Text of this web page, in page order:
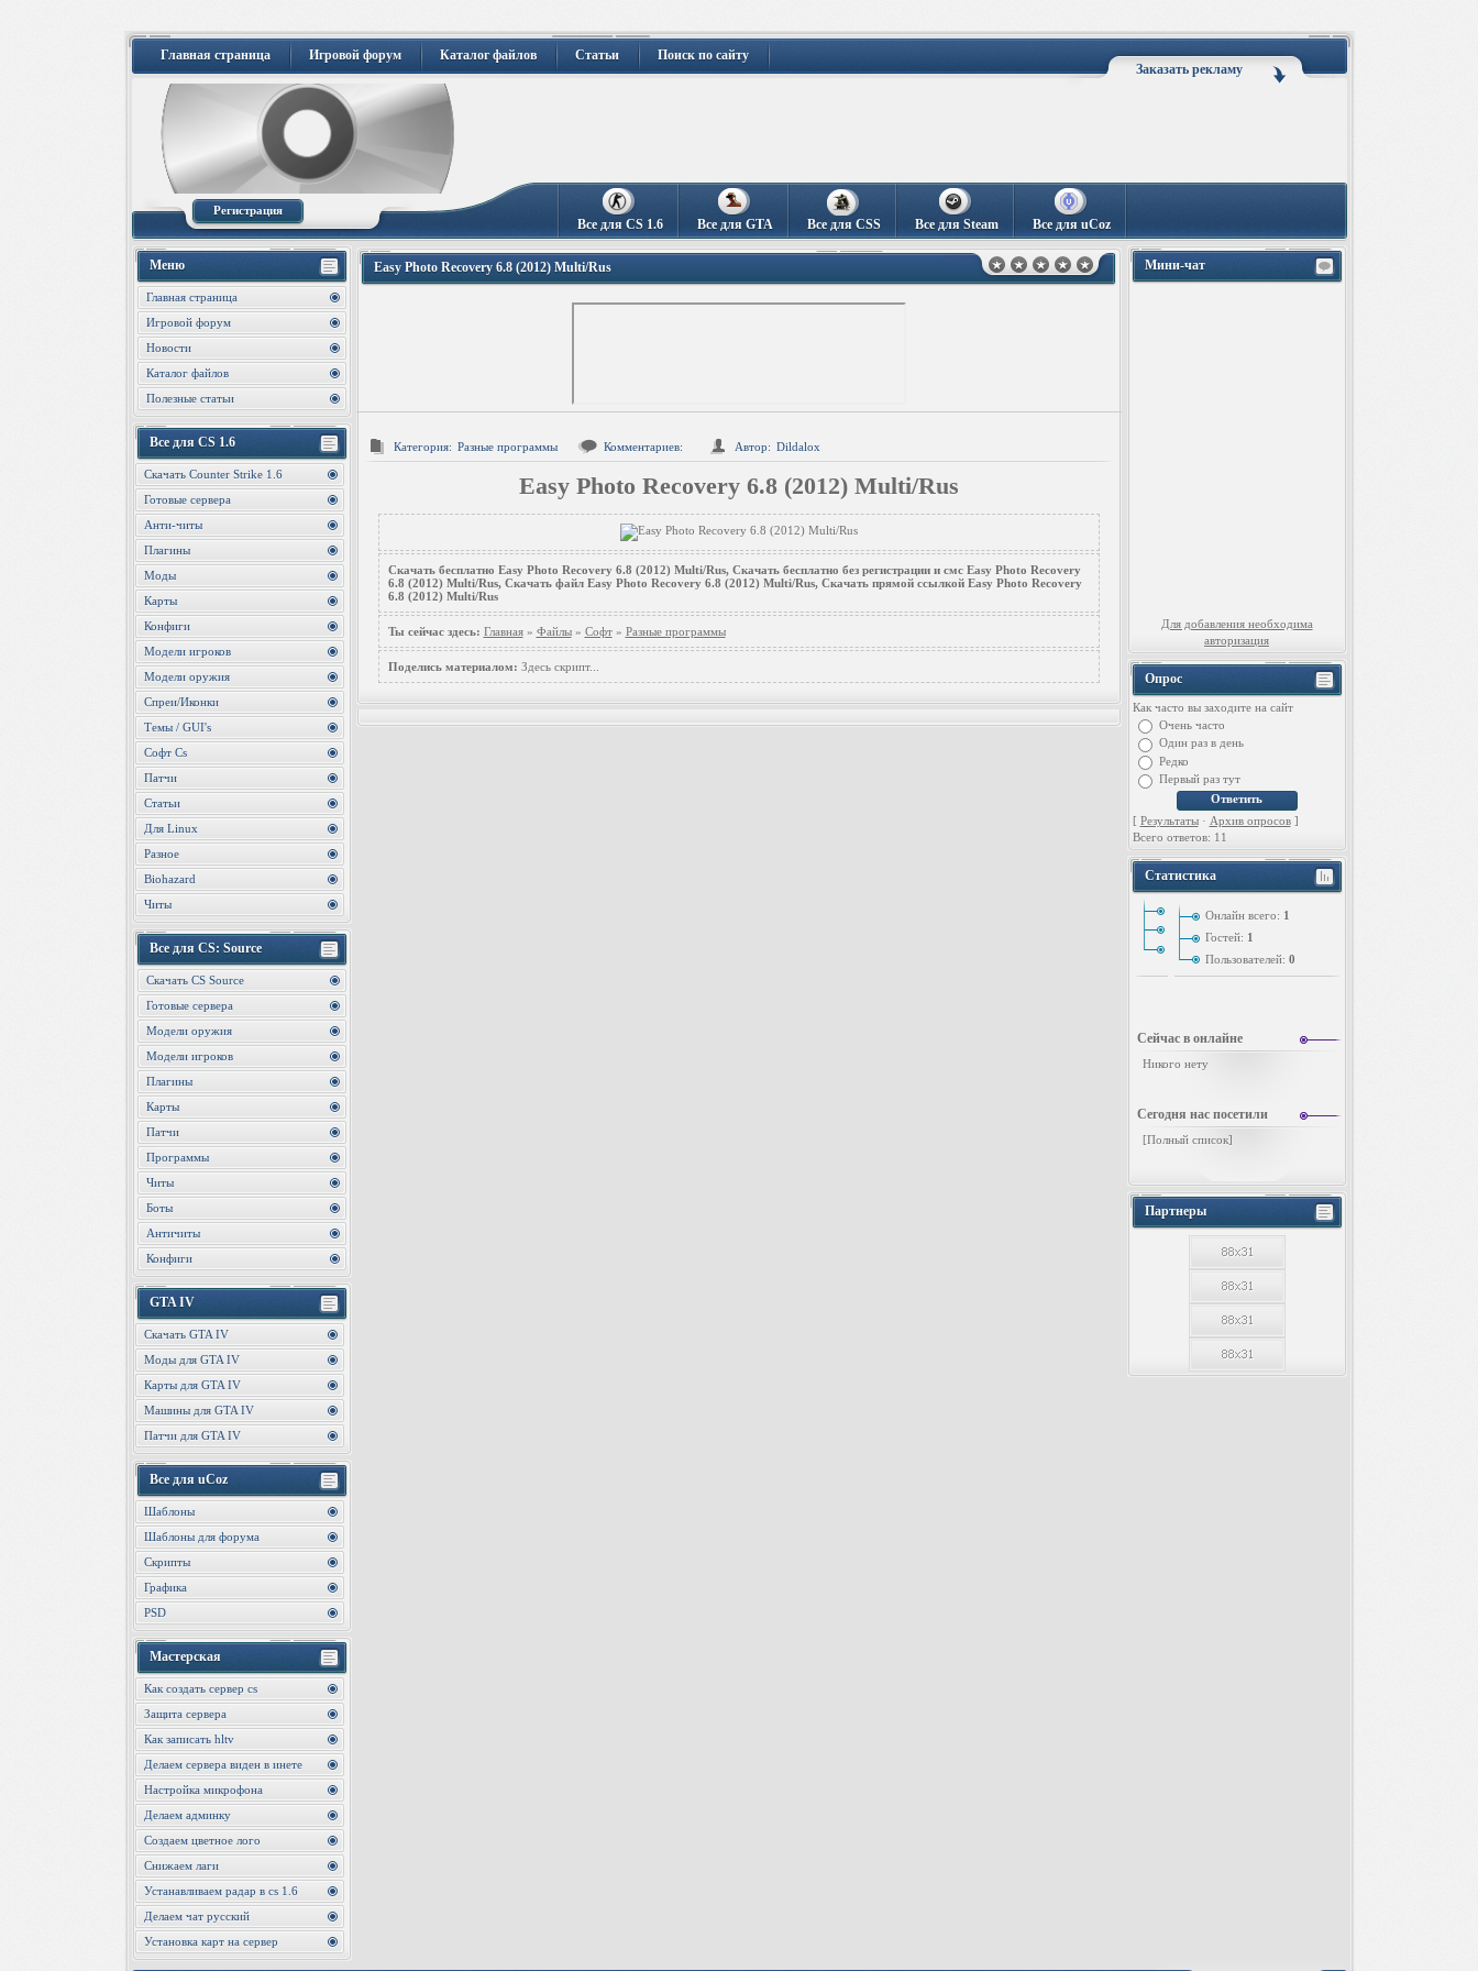
Главная страница Игровой форум Каталог файлов Статьи
Поиск по сайту
Заказать рекламу
Регистрация
Все для CS 1.6 Все для GTA Все для CSS Все для Steam Все для uCoz
Easy Photo Recovery 6.8 (2012) Multi/Rus
Категория: Разные программы Комментариев: Автор: Dildalox
Easy Photo Recovery 6.8 (2012) Multi/Rus
Скачать бесплатно Easy Photo Recovery 6.8 (2012) Multi/Rus, Скачать бесплатно без регистрации и смс Easy Photo Recovery
6.8 (2012) Multi/Rus, Скачать файл Easy Photo Recovery 6.8 (2012) Multi/Rus, Скачать прямой ссылкой Easy Photo Recovery
6.8 (2012) Multi/Rus
Ты сейчас здесь: Главная» Файлы» Софт» Разные программы
Поделись материалом: Здесь скрипт...
Мини-чат
Для добавления необходима
авторизация
Опрос
Как часто вы заходите на сайт
Очень часто
Один раз в день
Редко
Первый раз тут
[ Результаты· Архив опросов]
Всего ответов: 11
Статистика
Онлайн всего: 1
Гостей: 1
Пользователей: 0
Сейчас в онлайне
Никого нету
Сегодня нас посетили
[Полный список]
Партнеры
Меню
Главная страница
Игровой форум
Новости
Каталог файлов
Полезные статьи
Все для CS 1.6
Скачать Counter Strike 1.6
Готовые сервера
Анти-читы
Плагины
Моды
Карты
Конфиги
Модели игроков
Модели оружия
Спреи/Иконки
Темы / GUI's
Софт Cs
Патчи
Статьи
Для Linux
Разное
Biohazard
Читы
Все для CS: Source
Скачать CS Source
Готовые сервера
Модели оружия
Модели игроков
Плагины
Карты
Патчи
Программы
Читы
Боты
Античиты
Конфиги
GTA IV
Скачать GTA IV
Моды для GTA IV
Карты для GTA IV
Машины для GTA IV
Патчи для GTA IV
Все для uCoz
Шаблоны
Шаблоны для форума
Скрипты
Графика
PSD
Мастерская
Как создать сервер cs
Защита сервера
Как записать hltv
Делаем сервера виден в инете
Настройка микрофона
Делаем админку
Создаем цветное лого
Снижаем лаги
Устанавливаем радар в cs 1.6
Делаем чат русский
Установка карт на сервер